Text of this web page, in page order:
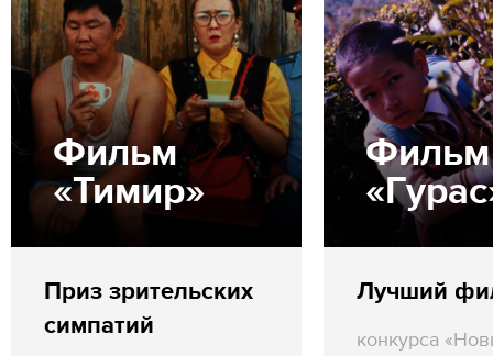
Фильм
«Тимир»
Приз зрительских
симпатий
Фильм
Лучший
конкурса